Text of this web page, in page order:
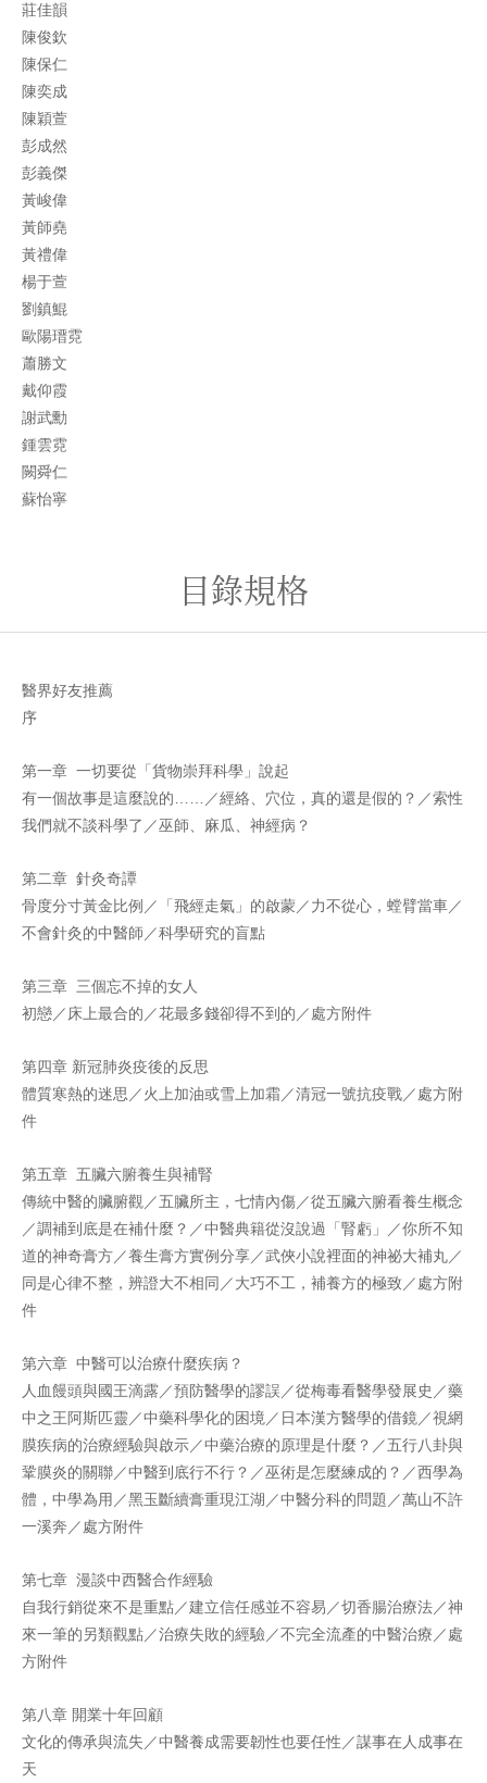
莊佳韻
陳俊欽
陳保仁
陳奕成
陳穎萱
彭成然
彭義傑
黃峻偉
黃師堯
黃禮偉
楊于萱
劉鎮鯤
歐陽瑨霓
蕭勝文
戴仰霞
謝武勳
鍾雲霓
闕舜仁
蘇怡寧
目錄規格
醫界好友推薦
序
第一章 一切要從「貨物崇拜科學」說起
有一個故事是這麼說的……／經絡、穴位，真的還是假的？／索性
我們就不談科學了／巫師、麻瓜、神經病？
第二章 針灸奇譚
骨度分寸黃金比例／「飛經走氣」的啟蒙／力不從心，螳臂當車／
不會針灸的中醫師／科學研究的盲點
第三章 三個忘不掉的女人
初戀／床上最合的／花最多錢卻得不到的／處方附件
第四章 新冠肺炎疫後的反思
體質寒熱的迷思／火上加油或雪上加霜／清冠一號抗疫戰／處方附
件
第五章 五臟六腑養生與補腎
傳統中醫的臟腑觀／五臟所主，七情內傷／從五臟六腑看養生概念
／調補到底是在補什麼？／中醫典籍從沒說過「腎虧」／你所不知
道的神奇膏方／養生膏方實例分享／武俠小說裡面的神祕大補丸／
同是心律不整，辨證大不相同／大巧不工，補養方的極致／處方附
件
第六章 中醫可以治療什麼疾病？
人血饅頭與國王滴露／預防醫學的謬誤／從梅毒看醫學發展史／藥
中之王阿斯匹靈／中藥科學化的困境／日本漢方醫學的借鏡／視網
膜疾病的治療經驗與啟示／中藥治療的原理是什麼？／五行八卦與
鞏膜炎的關聯／中醫到底行不行？／巫術是怎麼練成的？／西學為
體，中學為用／黑玉斷續膏重現江湖／中醫分科的問題／萬山不許
一溪奔／處方附件
第七章 漫談中西醫合作經驗
自我行銷從來不是重點／建立信任感並不容易／切香腸治療法／神
來一筆的另類觀點／治療失敗的經驗／不完全流產的中醫治療／處
方附件
第八章 開業十年回顧
文化的傳承與流失／中醫養成需要韌性也要任性／謀事在人成事在
天